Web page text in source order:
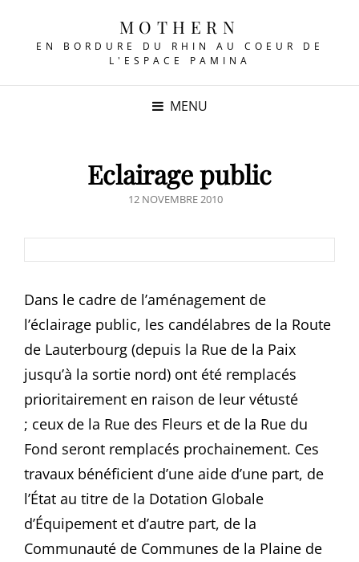
MOTHERN
EN BORDURE DU RHIN AU COEUR DE
L'ESPACE PAMINA
MENU
Eclairage public
POSTED
12 NOVEMBRE 2010
Dans le cadre de l’aménagement de
l’éclairage public, les candélabres de la Route
de Lauterbourg (depuis la Rue de la Paix
jusqu’à la sortie nord) ont été remplacés
prioritairement en raison de leur vétusté
; ceux de la Rue des Fleurs et de la Rue du
Fond seront remplacés prochainement. Ces
travaux bénéficient d’une aide d’une part, de
l’État au titre de la Dotation Globale
d’Équipement et d’autre part, de la
Communauté de Communes de la Plaine de